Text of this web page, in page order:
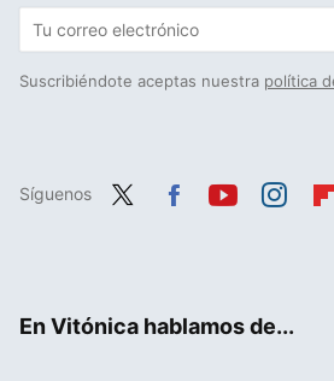
Suscribiéndote aceptas nuestra política
Síguenos
En Vitónica hablamos de...